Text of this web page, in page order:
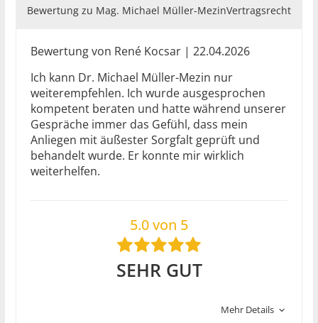
Bewertung zu Mag. Michael Müller-MezinVertragsrecht
Bewertung von René Kocsar | 22.04.2026
Ich kann Dr. Michael Müller-Mezin nur
weiterempfehlen. Ich wurde ausgesprochen
kompetent beraten und hatte während unserer
Gespräche immer das Gefühl, dass mein
Anliegen mit äußester Sorgfalt geprüft und
behandelt wurde. Er konnte mir wirklich
weiterhelfen.
5.0 von 5
SEHR GUT
Mehr Details